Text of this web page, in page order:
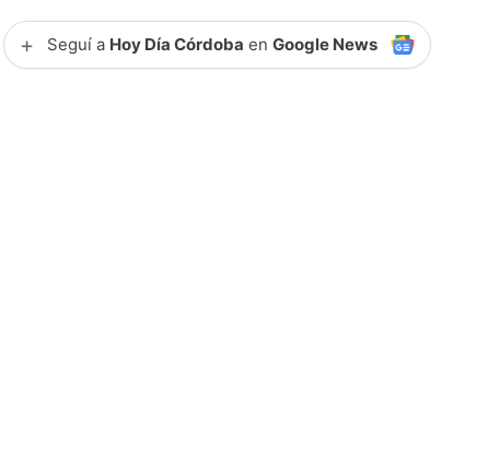
+ Seguí a Hoy Día Córdoba enGoogle News